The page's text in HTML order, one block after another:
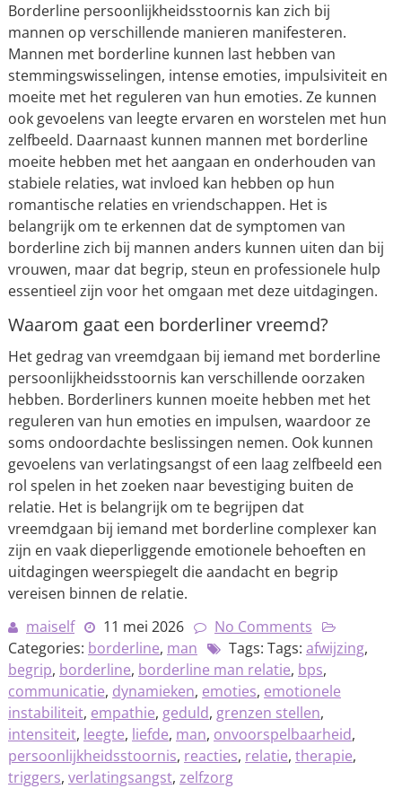
Borderline persoonlijkheidsstoornis kan zich bij
mannen op verschillende manieren manifesteren.
Mannen met borderline kunnen last hebben van
stemmingswisselingen, intense emoties, impulsiviteit en
moeite met het reguleren van hun emoties. Ze kunnen
ook gevoelens van leegte ervaren en worstelen met hun
zelfbeeld. Daarnaast kunnen mannen met borderline
moeite hebben met het aangaan en onderhouden van
stabiele relaties, wat invloed kan hebben op hun
romantische relaties en vriendschappen. Het is
belangrijk om te erkennen dat de symptomen van
borderline zich bij mannen anders kunnen uiten dan bij
vrouwen, maar dat begrip, steun en professionele hulp
essentieel zijn voor het omgaan met deze uitdagingen.
Waarom gaat een borderliner vreemd?
Het gedrag van vreemdgaan bij iemand met borderline
persoonlijkheidsstoornis kan verschillende oorzaken
hebben. Borderliners kunnen moeite hebben met het
reguleren van hun emoties en impulsen, waardoor ze
soms ondoordachte beslissingen nemen. Ook kunnen
gevoelens van verlatingsangst of een laag zelfbeeld een
rol spelen in het zoeken naar bevestiging buiten de
relatie. Het is belangrijk om te begrijpen dat
vreemdgaan bij iemand met borderline complexer kan
zijn en vaak dieperliggende emotionele behoeften en
uitdagingen weerspiegelt die aandacht en begrip
vereisen binnen de relatie.
maiself
11 mei 2026
No Comments
Categories: borderline, man Tags: Tags: afwijzing,
begrip, borderline, borderline man relatie, bps,
communicatie, dynamieken, emoties, emotionele
instabiliteit, empathie, geduld, grenzen stellen,
intensiteit, leegte, liefde, man, onvoorspelbaarheid,
persoonlijkheidsstoornis, reacties, relatie, therapie,
triggers, verlatingsangst, zelfzorg